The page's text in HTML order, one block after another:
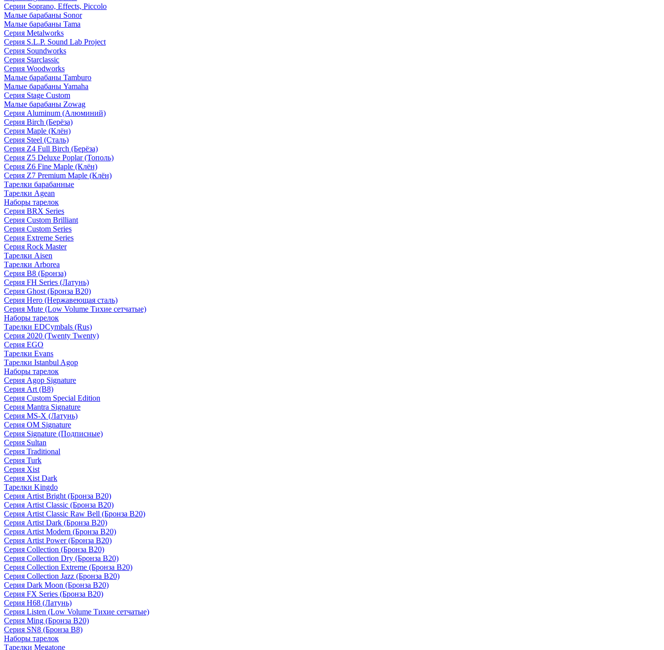
Серии Soprano, Effects, Piccolo
Малые барабаны Sonor
Малые барабаны Tama
Серия Metalworks
Серия S.L.P. Sound Lab Project
Серия Soundworks
Серия Starclassic
Серия Woodworks
Малые барабаны Tamburo
Малые барабаны Yamaha
Серия Stage Custom
Малые барабаны Zowag
Серия Aluminum (Алюминий)
Серия Birch (Берёза)
Серия Maple (Клён)
Серия Steel (Сталь)
Серия Z4 Full Birch (Берёза)
Серия Z5 Deluxe Poplar (Тополь)
Серия Z6 Fine Maple (Клён)
Серия Z7 Premium Maple (Клён)
Тарелки барабанные
Тарелки Agean
Наборы тарелок
Серия BRX Series
Серия Custom Brilliant
Серия Custom Series
Серия Extreme Series
Серия Rock Master
Тарелки Aisen
Тарелки Arborea
Серия B8 (Бронза)
Серия FH Series (Латунь)
Серия Ghost (Бронза B20)
Серия Hero (Нержавеющая сталь)
Серия Mute (Low Volume Тихие сетчатые)
Наборы тарелок
Тарелки EDCymbals (Rus)
Серия 2020 (Twenty Twenty)
Серия EGO
Тарелки Evans
Тарелки Istanbul Agop
Наборы тарелок
Серия Agop Signature
Серия Art (B8)
Серия Custom Special Edition
Серия Mantra Signature
Серия MS-X (Латунь)
Серия OM Signature
Серия Signature (Подписные)
Серия Sultan
Серия Traditional
Серия Turk
Серия Xist
Серия Xist Dark
Тарелки Kingdo
Серия Artist Bright (Бронза B20)
Серия Artist Classic (Бронза B20)
Серия Artist Classic Raw Bell (Бронза B20)
Серия Artist Dark (Бронза B20)
Серия Artist Modern (Бронза B20)
Серия Artist Power (Бронза B20)
Серия Collection (Бронза B20)
Серия Collection Dry (Бронза B20)
Серия Collection Extreme (Бронза B20)
Серия Collection Jazz (Бронза B20)
Серия Dark Moon (Бронза B20)
Серия FX Series (Бронза B20)
Серия H68 (Латунь)
Серия Listen (Low Volume Тихие сетчатые)
Серия Ming (Бронза B20)
Серия SN8 (Бронза B8)
Наборы тарелок
Тарелки Megatone